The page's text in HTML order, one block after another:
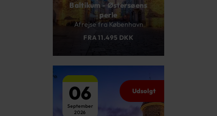
Baltikum - Østersøens
perle
Afrejse fra København
FRA 11.495 DKK
06
September
2026
Udsolgt